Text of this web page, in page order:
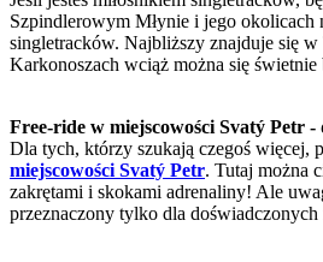
Szpindlerowym Młynie i jego okolicach
singletracków. Najbliższy znajduje się
Karkonoszach wciąż można się świetnie
Free-ride w miejscowości Svatý Petr -
Dla tych, którzy szukają czegoś więcej,
miejscowości Svatý Petr. Tutaj można
zakrętami i skokami adrenaliny! Ale
przeznaczony tylko dla